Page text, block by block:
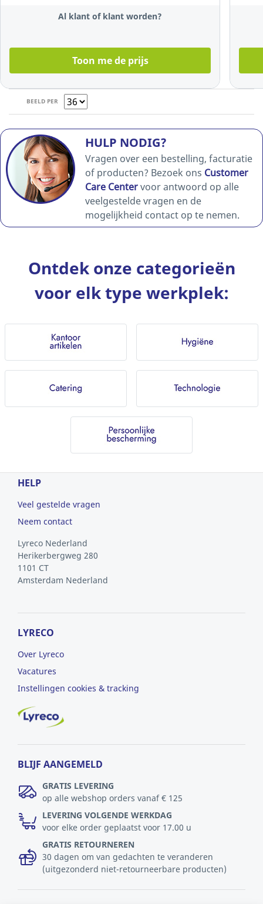
Al klant of klant worden?
Toon me de prijs
BEELD PER
HULP NODIG?
Vragen over een bestelling, facturatie
of producten? Bezoek ons Customer
Care Centervoor antwoord op alle
veelgestelde vragen en de
mogelijkheid contact op te nemen.
Ontdek onze categorieën
voor elk type werkplek:
HELP
Veel gestelde vragen
Neem contact
Lyreco Nederland
Herikerbergweg 280
1101 CT
Amsterdam Nederland
LYRECO
Over Lyreco
Vacatures
Instellingen cookies & tracking
BLIJF AANGEMELD
GRATIS LEVERING
op alle webshop orders vanaf € 125
LEVERING VOLGENDE WERKDAG
voor elke order geplaatst voor 17.00 u
GRATIS RETOURNEREN
30 dagen om van gedachten te veranderen
(uitgezonderd niet-retourneerbare producten)